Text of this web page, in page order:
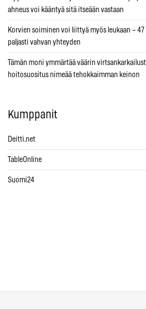
ahneus voi kääntyä sitä itseään vastaan
Korvien soiminen voi liittyä myös leukaan –
paljasti vahvan yhteyden
Tämän moni ymmärtää väärin
hoitosuositus nimeää tehokkaimman keinon
Kumppanit
Deitti.net
TableOnline
Suomi24